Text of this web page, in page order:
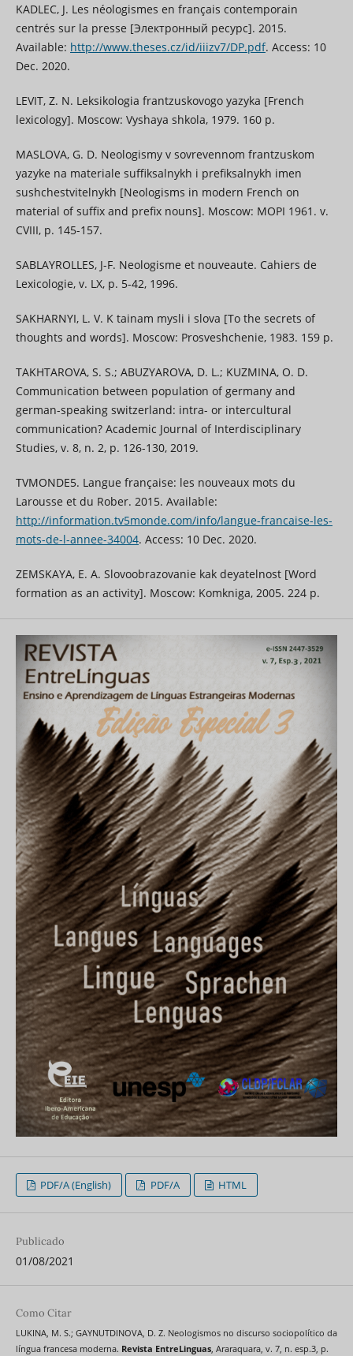
KADLEC, J. Les néologismes en français contemporain
centrés sur la presse [Электронный ресурс]. 2015.
Available: http://www.theses.cz/id/iiizv7/DP.pdf. Access: 10
Dec. 2020.
LEVIT, Z. N. Leksikologia frantzuskovogo yazyka [French
lexicology]. Moscow: Vyshaya shkola, 1979. 160 p.
MASLOVA, G. D. Neologismy v sovrevennom frantzuskom
yazyke na materiale suffiksalnykh i prefiksalnykh imen
sushchestvitelnykh [Neologisms in modern French on
material of suffix and prefix nouns]. Moscow: MOPI 1961. v.
СVIII, p. 145-157.
SABLAYROLLES, J-F. Neologisme et nouveaute. Cahiers de
Lexicologie, v. LX, p. 5-42, 1996.
SAKHARNYI, L. V. K tainam mysli i slova [To the secrets of
thoughts and words]. Moscow: Prosveshchenie, 1983. 159 p.
TAKHTAROVA, S. S.; ABUZYAROVA, D. L.; KUZMINA, O. D.
Сommunication between population of germany and
german-speaking switzerland: intra- or intercultural
communication? Academic Journal of Interdisciplinary
Studies, v. 8, n. 2, p. 126-130, 2019.
TVMONDE5. Langue française: les nouveaux mots du
Larousse et du Rober. 2015. Available:
http://information.tv5monde.com/info/langue-francaise-les-
mots-de-l-annee-34004. Access: 10 Dec. 2020.
ZEMSKAYA, E. A. Slovoobrazovanie kak deyatelnost [Word
formation as an activity]. Moscow: Komkniga, 2005. 224 p.
PDF/A (English) PDF/A HTML
Publicado
01/08/2021
Como Citar
LUKINA, M. S.; GAYNUTDINOVA, D. Z. Neologismos no discurso sociopolítico da
língua francesa moderna. Revista EntreLinguas, Araraquara, v. 7, n. esp.3, p.